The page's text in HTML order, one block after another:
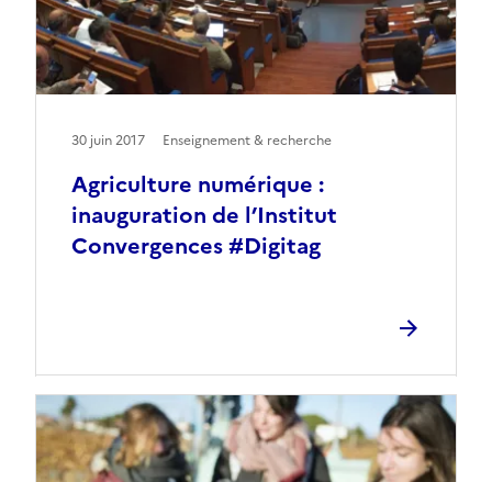
Agriculture numérique :
inauguration de l’Institut
Convergences #Digitag
30 juin 2017 Enseignement & recherche